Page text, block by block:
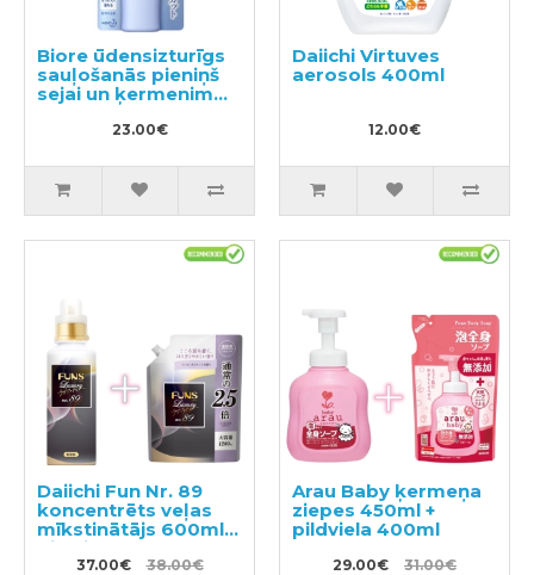
Biore ūdensizturīgs
sauļošanās pieniņš
sejai un ķermenim
SPF 50+ 40ml
23.00€
Daiichi Virtuves
aerosols 400ml
12.00€
Daiichi Fun Nr. 89
koncentrēts veļas
mīkstinātājs 600ml +
pildviela 1200ml
37.00€ 38.00€
Arau Baby ķermeņa
ziepes 450ml +
pildviela 400ml
29.00€ 31.00€